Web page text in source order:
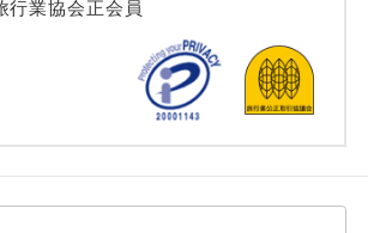
行業協会正会員